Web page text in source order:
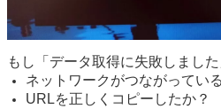
もし「データ取得に失敗しまし
ネットワークがつながってい
URLを正しくコピーしたか？